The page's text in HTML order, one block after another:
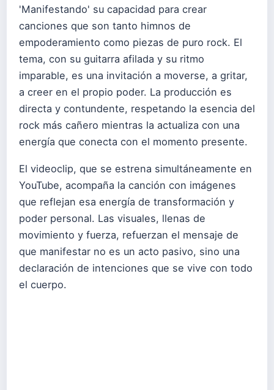
'Manifestando' su capacidad para crear
canciones que son tanto himnos de
empoderamiento como piezas de puro rock. El
tema, con su guitarra afilada y su ritmo
imparable, es una invitación a moverse, a gritar,
a creer en el propio poder. La producción es
directa y contundente, respetando la esencia del
rock más cañero mientras la actualiza con una
energía que conecta con el momento presente.
El videoclip, que se estrena simultáneamente en
YouTube, acompaña la canción con imágenes
que reflejan esa energía de transformación y
poder personal. Las visuales, llenas de
movimiento y fuerza, refuerzan el mensaje de
que manifestar no es un acto pasivo, sino una
declaración de intenciones que se vive con todo
el cuerpo.